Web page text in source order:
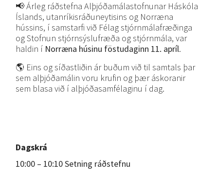
📢 Árleg ráðstefna Alþjóðamálastofnunar Háskóla
Íslands, utanríkisráðuneytisins og Norræna
hússins, í samstarfi við Félag stjórnmálafræðinga
og Stofnun stjórnsýslufræða og stjórnmála, var
haldin í Norræna húsinu föstudaginn 11. apríl.
🌎 Eins og síðastliðin ár buðum við til samtals þar
sem alþjóðamálin voru krufin og þær áskoranir
sem blasa við í alþjóðasamfélaginu í dag.
Dagskrá
10:00 – 10:10 Setning ráðstefnu